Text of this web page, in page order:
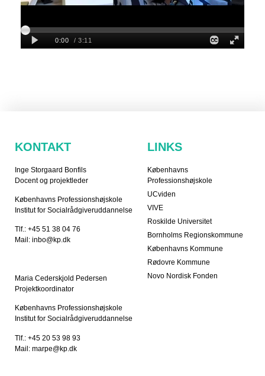
KONTAKT
Inge Storgaard Bonfils
Docent og projektleder
Københavns Professionshøjskole
Institut for Socialrådgiveruddannelse
Tlf.: +45 51 38 04 76
Mail: inbo@kp.dk
Maria Cederskjold Pedersen
Projektkoordinator
Københavns Professionshøjskole
Institut for Socialrådgiveruddannelse
Tlf.: +45 20 53 98 93
Mail: marpe@kp.dk
LINKS
Københavns
Professionshøjskole
UCviden
VIVE
Roskilde Universitet
Bornholms Regionskommune
Københavns Kommune
Rødovre Kommune
Novo Nordisk Fonden